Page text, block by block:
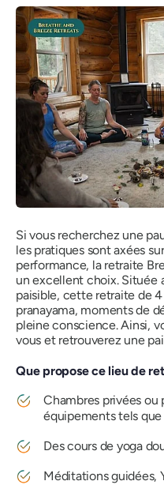
Si vous recherchez une
les pratiques sont axées
performance, la retraite
un excellent choix. Située
paisible, cette retraite de
pranayama, moments de
pleine conscience. Ainsi,
vous et retrouverez une
Que propose ce lieu de
Chambres privées ou
équipements tels
Des cours de yoga
Méditations guidées,